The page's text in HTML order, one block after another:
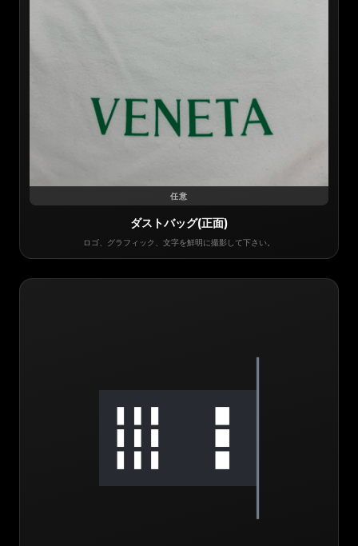
任意
ダストバッグ(正面)
ロゴ、グラフィック、文字を鮮明に撮影して下さい。